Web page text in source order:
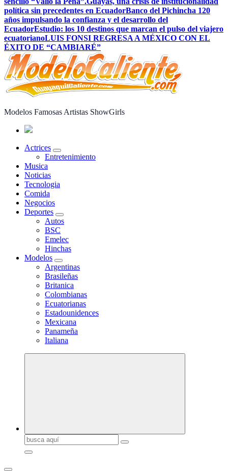
política sin precedentes en EcuadorBanco del Pichincha 120
años impulsando la confianza y el desarrollo del
EcuadorEstudio: los 10 destinos que marcan el pulso del viajero
ecuatorianoLUIS FONSI REGRESA A MÉXICO CON EL
ÉXITO DE “CAMBIARÉ”
Modelos Famosas Artistas ShowGirls
Actrices
Entretenimiento
Musica
Noticias
Tecnologia
Comida
Negocios
Deportes
Autos
BSC
Emelec
Hinchas
Modelos
Argentinas
Brasileñas
Britanica
Colombianas
Ecuatorianas
Estadounidences
Mexicana
Panameña
Italiana
Buscar: